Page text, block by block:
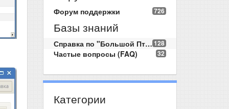
726
Форум поддержки
Базы знаний
128
Справка по "Большой Птице"
32
Частые вопросы (FAQ)
Категории